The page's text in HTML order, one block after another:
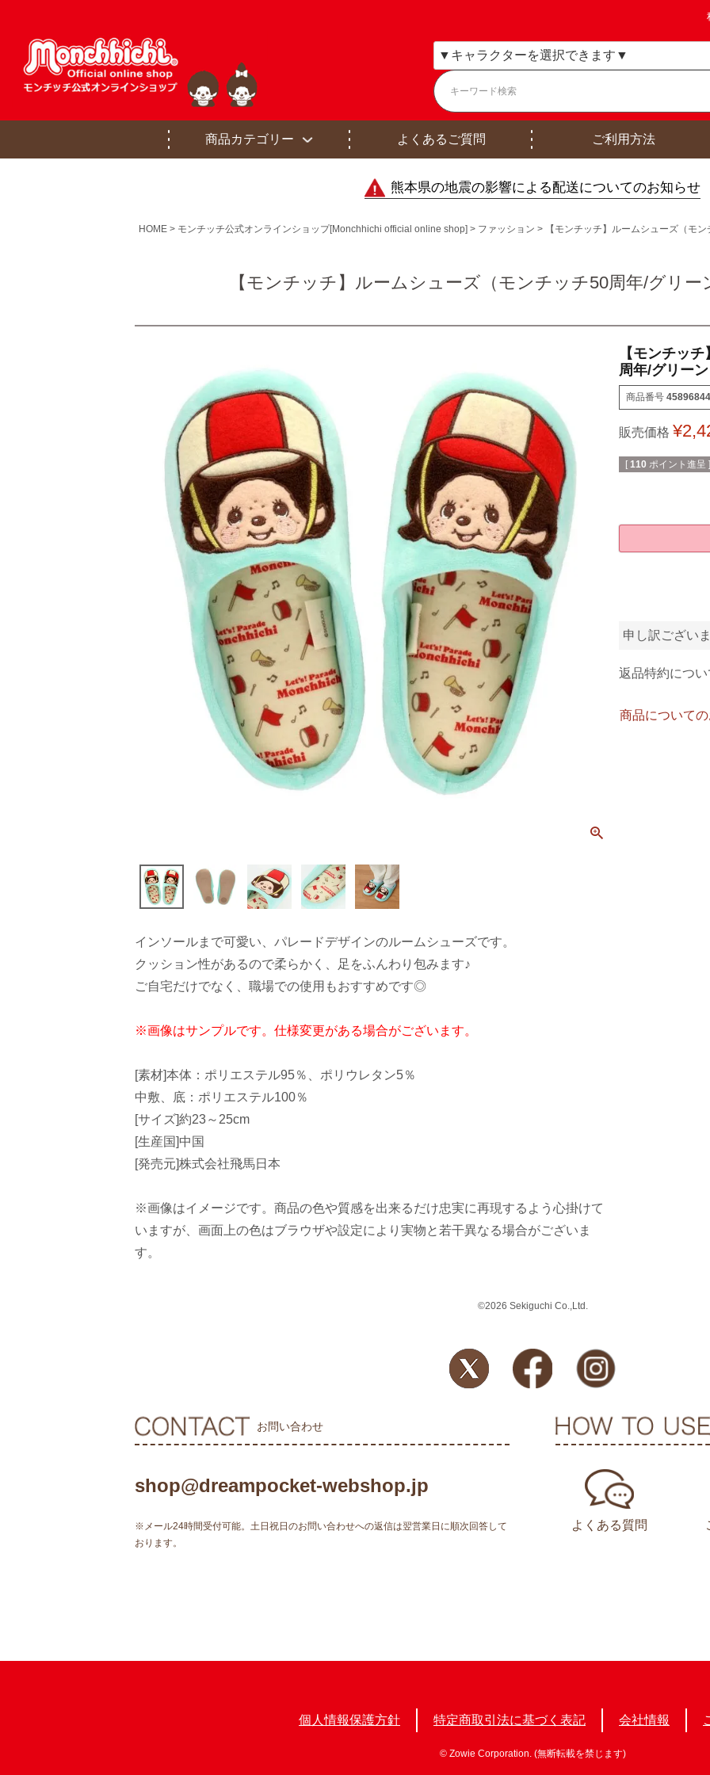
商品カテゴリー よくあるご質問 ご利用方法
熊本県の地震の影響による配送についてのお知らせ
HOME モンチッチ公式オンラインショップ[Monchhichi official online shop] ファッション 【モンチッチ】ルームシューズ（モ
【モンチッチ】ルームシューズ（モンチッチ50周年/グリー
【モンチッ
周年/グリー
商品番号
販売価格 ¥
[ 110 ポイント進呈 ]
申し訳ござい
返品特約につい
商品について
インソールまで可愛い、パレードデザインのルームシューズです。
クッション性があるので柔らかく、足をふんわり包みます♪
ご自宅だけでなく、職場での使用もおすすめです◎
※画像はサンプルです。仕様変更がある場合がございます。
[素材]本体：ポリエステル95％、ポリウレタン5％
中敷、底：ポリエステル100％
[サイズ]約23～25cm
[生産国]中国
[発売元]株式会社飛馬日本
※画像はイメージです。商品の色や質感を出来るだけ忠実に再現するよう心掛けて
いますが、画面上の色はブラウザや設定により実物と若干異なる場合がございま
す。
©2026 Sekiguchi Co.,Ltd.
お問い合わせ
shop@dreampocket-webshop.jp
※メール24時間受付可能。土日祝日のお問い合わせへの返信は翌営業日に順次回答して
おります。
よくある質問
個人情報保護方針 特定商取引法に基づく表記 会社情報
© Zowie Corporation. (無断転載を禁じます)